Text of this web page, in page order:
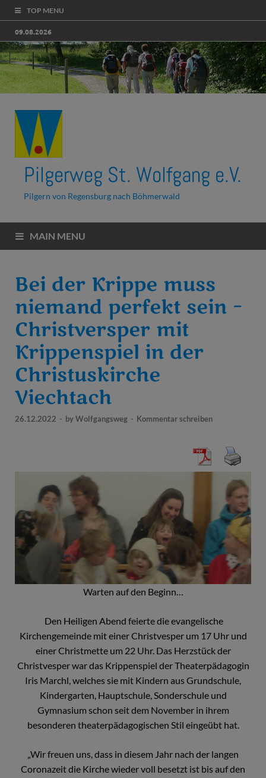
TOP MENU
09.08.2026
Pilgerweg St. Wolfgang e.V.
Pilgern von Regensburg nach Böhmerwald
MAIN MENU
Bei der Krippe muss
niemand perfekt sein –
Christversper mit
Krippenspiel in der
Christuskirche
Viechtach
26.12.2022 - byWolfgangsweg - Kommentar schreiben
Warten auf den Beginn…
Den Heiligen Abend feierte die evangelische
Kirchengemeinde mit einer Christvesper um 17 Uhr und
einer Christmette um 22 Uhr. Das Herzstück der
Christvesper war das Krippenspiel der Theaterpädagogin
Iris Marchl, welches sie mit Kindern aus Grundschule,
Kindergarten, Hauptschule, Sonderschule und
Gymnasium schon seit dem November in ihrem
besonderen theaterpädagogischen Stil eingeübt hat.
„Wir freuen uns, dass in diesem Jahr nach der langen
Coronazeit die Kirche wieder voll besetzt ist bis auf den